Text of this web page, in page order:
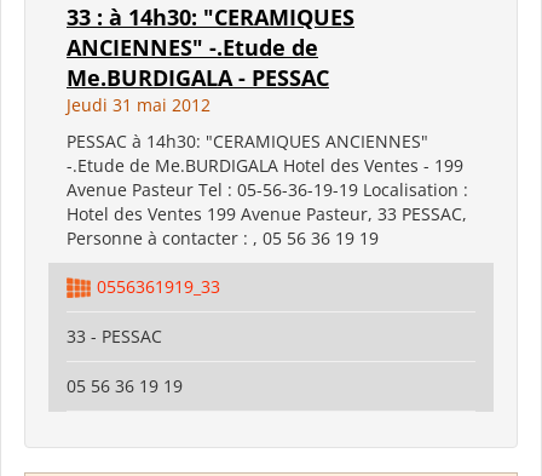
33 : à 14h30: "CERAMIQUES
ANCIENNES" -.Etude de
Me.BURDIGALA - PESSAC
Jeudi 31 mai 2012
PESSAC à 14h30: "CERAMIQUES ANCIENNES"
-.Etude de Me.BURDIGALA Hotel des Ventes - 199
Avenue Pasteur Tel : 05-56-36-19-19 Localisation :
Hotel des Ventes 199 Avenue Pasteur, 33 PESSAC,
Personne à contacter : , 05 56 36 19 19
0556361919_33
33 - PESSAC
05 56 36 19 19